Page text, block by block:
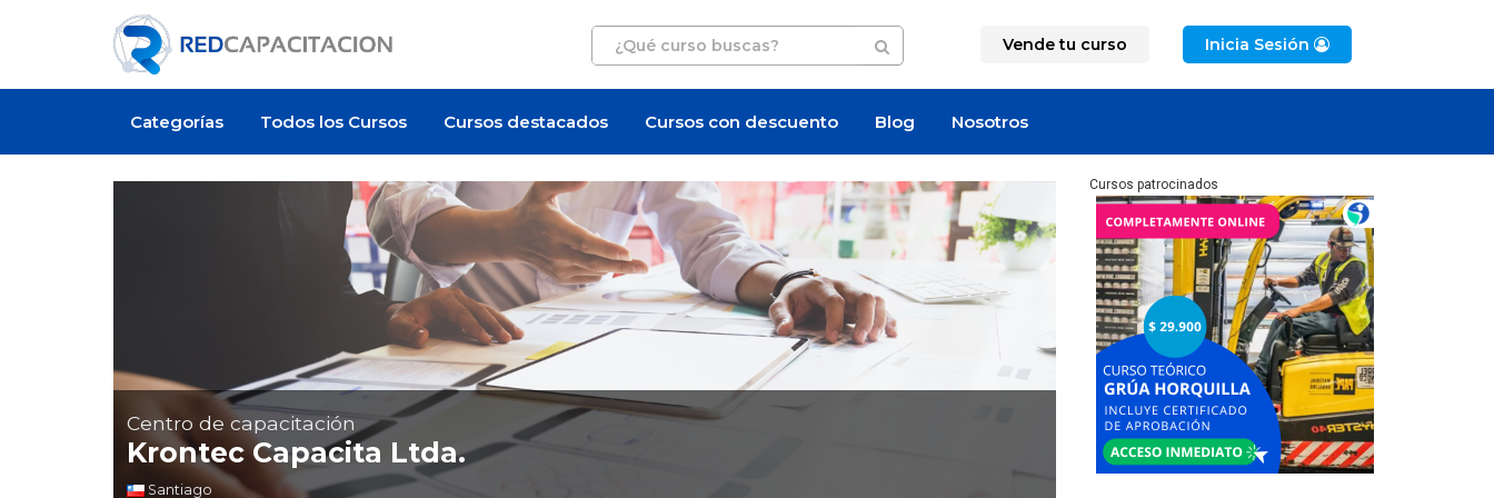
Vende tu curso Inicia Sesión
Categorías Todos los Cursos Cursos destacados Cursos con descuento Blog Nosotros
Centro de capacitación
Krontec Capacita Ltda.
Santiago
Cursos patrocinados